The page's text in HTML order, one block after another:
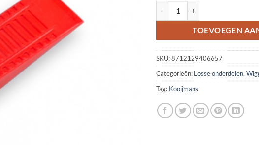
TOEVOEGEN
SKU:8712129406657
Categorieën: Losse onderdelen,
Tag: Kooijmans